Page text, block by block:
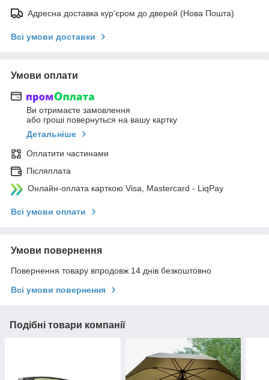
Адресна доставка кур'єром до дверей (Нова Пошта)
Всі умови доставки
Умови оплати
Ви отримаєте замовлення
або гроші повернуться на вашу картку
Детальніше
Оплатити частинами
Післяплата
Онлайн-оплата карткою Visa, Mastercard - LiqPay
Всі умови оплати
Умови повернення
Повернення товару впродовж 14 днів безкоштовно
Всі умови повернення
Подібні товари компанії